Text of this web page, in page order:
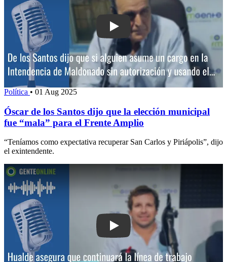
Play: Óscar de los Santos dijo que la
Política • 01 Aug 2025
Óscar de los Santos dijo que la elección municipal
fue “mala” para el Frente Amplio
“Teníamos como expectativa recuperar San Carlos y Piriápolis”, dijo
el exintendente.
Play: Hualde asegura que continuará